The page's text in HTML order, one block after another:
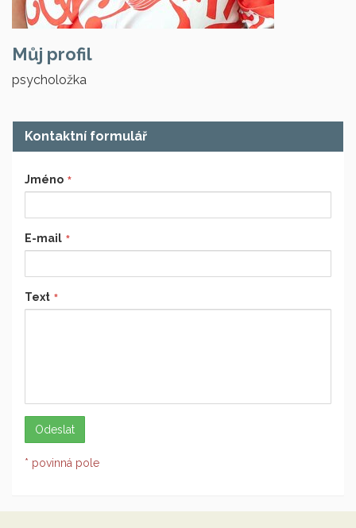
Můj profil
psycholožka
Kontaktní formulář
Jméno
E-mail
Text
* povinná pole